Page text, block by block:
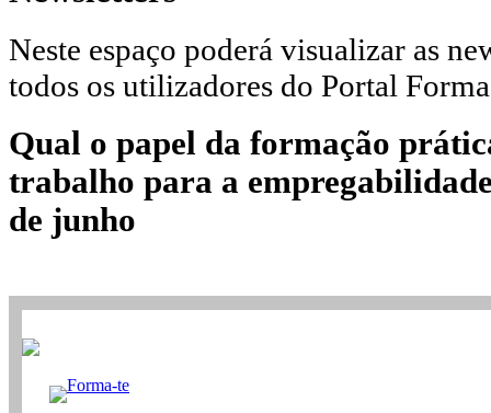
Neste espaço poderá visualizar as
todos os utilizadores do Portal
Qual o papel da formação
trabalho para a
de junho